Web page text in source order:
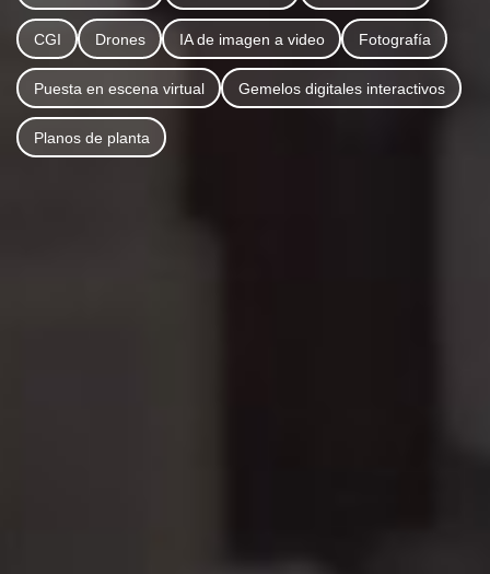
CGI Drones IA de imagen a video Fotografía
Puesta en escena virtual Gemelos digitales interactivos
Planos de planta